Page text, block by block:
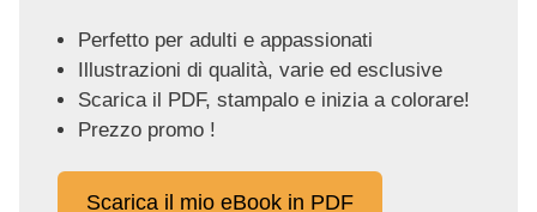
Perfetto per adulti e appassionati
Illustrazioni di qualità, varie ed esclusive
Scarica il PDF, stampalo e inizia a colorare!
Prezzo promo !
Scarica il mio eBook in PDF